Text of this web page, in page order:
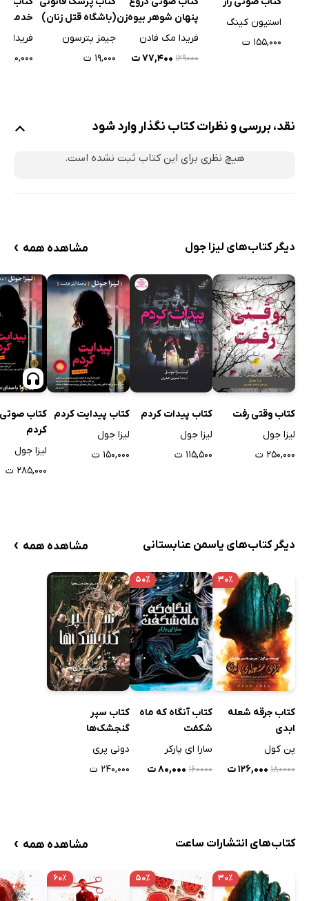
استیون کینگ
۱۵۵,۰۰۰ ت
پنهان شوهر بیوه‌زن
فریدا مک فادن
۱۲۹۰۰۰ ۷۷,۴۰۰ ت
(باشگاه قتل زنان)
جیمز پترسون
۱۹,۰۰۰ ت
فریدا
۲۸۰,۰۰۰ ت
نقد، بررسی و نظرات کتاب نگذار وارد شود
هیچ نظری برای این کتاب ثبت نشده است.
دیگر کتاب‌های لیزا جول مشاهده همه ›
کتاب وقتی رفت
لیزا جول
۲۵۰,۰۰۰ ت
کتاب پیدات کردم
لیزا جول
۱۱۵,۵۰۰ ت
کتاب پیدایت کردم
لیزا جول
۱۵۰,۰۰۰ ت
کتاب
کردم
لیزا جول
۲۸۵,۰۰۰ ت
دیگر کتاب‌های یاسمن عنابستانی مشاهده همه ›
۳۰٪
کتاب جرقه شعله
ابدی
پن کول
۱۸۰۰۰۰ ۱۲۶,۰۰۰ ت
۵۰٪
کتاب آنگاه که ماه
شکفت
سارا ای پارکر
۱۶۰۰۰۰ ۸۰,۰۰۰ ت
کتاب سپر
گنجشک‌ها
دونی پری
۲۴۰,۰۰۰ ت
کتاب‌های انتشارات ساعت مشاهده همه ›
۳۰٪ ۵۰٪ ۶۰٪